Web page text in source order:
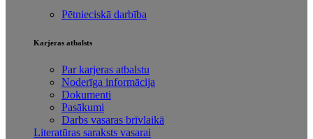
Pētnieciskā darbība
Karjeras atbalsts
Par karjeras atbalstu
Noderīga informācija
Dokumenti
Pasākumi
Darbs vasaras brīvlaikā
Literatūras saraksts vasarai